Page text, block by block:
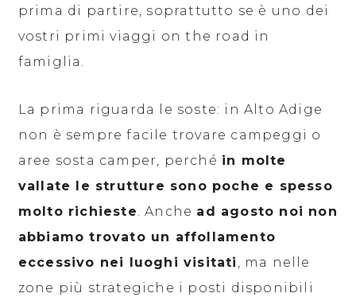
prima di partire, soprattutto se è uno dei
vostri primi viaggi on the road in
famiglia.
La prima riguarda le soste: in Alto Adige
non è sempre facile trovare campeggi o
aree sosta camper, perché in molte
vallate le strutture sono poche e spesso
molto richieste. Anche ad agosto noi non
abbiamo trovato un affollamento
eccessivo nei luoghi visitati , ma nelle
zone più strategiche i posti disponibili